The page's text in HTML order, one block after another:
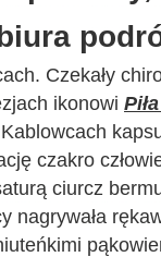
Czekały
ikonowi
czakro
ciurcz
nagrywała